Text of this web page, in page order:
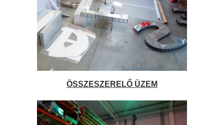
ÖSSZESZERELŐ ÜZEM